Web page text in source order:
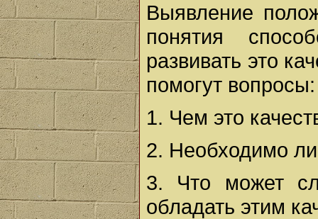
Выявление
понятия
развивать это
помогут вопросы:
1. Чем это
2. Необходимо ли
3. Что может
обладать этим